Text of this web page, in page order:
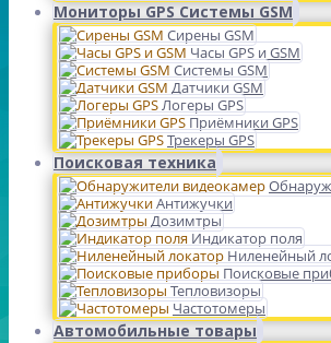
Мониторы GPS Системы GSM
Сирены GSM
Часы GPS и GSM
Системы GSM
Датчики GSM
Логеры GPS
Приёмники GPS
Трекеры GPS
Поисковая техника
Антижучки
Дозимтры
Индикатор поля
Ниленейный
Поисковые
Тепловизоры
Частотомеры
Автомобильные товары